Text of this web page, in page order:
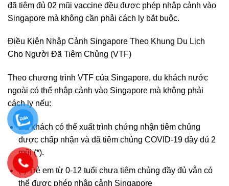
đã tiêm đủ 02 mũi vaccine đều được phép nhập cảnh vào
Singapore mà không cần phải cách ly bắt buộc.
Điều Kiện Nhập Cảnh Singapore Theo Khung Du Lịch
Cho Người Đã Tiêm Chủng (VTF)
Theo chương trình VTF của Singapore, du khách nước
ngoài có thể nhập cảnh vào Singapore mà không phải
cách ly nếu:
Du khách có thể xuất trình chứng nhận tiêm chủng
được chấp nhận và đã tiêm chủng COVID-19 đầy đủ 2
mũi (*).
(*) Trẻ em từ 0-12 tuổi chưa tiêm chủng đầy đủ vẫn có
thể được phép nhập cảnh Singapore